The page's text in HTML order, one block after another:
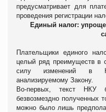
предусматривает для
проведения регистрации
Единый налог:
Плательщики единого
целый ряд преимуществ в
силу изменений в
анализируемому Закону.
Во-первых, текст НКУ
безвозмездно полученных
можно было лишь